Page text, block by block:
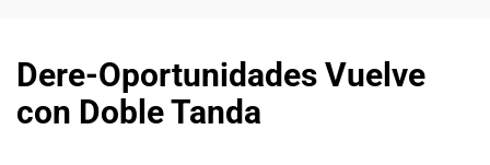
Dere-Oportunidades Vuelve
con Doble Tanda